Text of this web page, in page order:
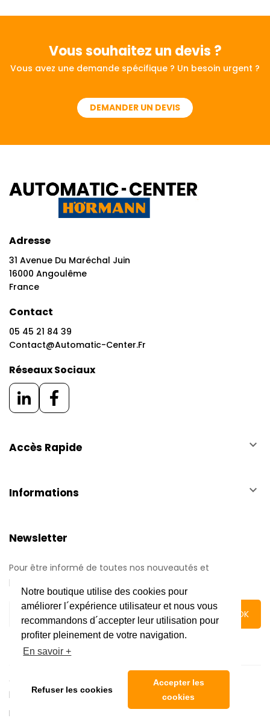
Notre boutique utilise des cookies pour
améliorer l´expérience utilisateur et nous vous
recommandons d´accepter leur utilisation pour
profiter pleinement de votre navigation.
En savoir +
Refuser les cookies
Accepter les
cookies
Vous souhaitez un devis ?
Vous avez une demande spécifique ? Un besoin urgent ?
DEMANDER UN DEVIS
Adresse
31 Avenue Du Maréchal Juin
16000 Angoulême
France
Contact
05 45 21 84 39
Contact@automatic-Center.fr
Réseaux Sociaux
Accès Rapide keyboard_arrow_down
Informations keyboard_arrow_down
Newsletter
Pour être informé de toutes nos nouveautés et
promotions.
Copyright © 2020 Automatic Center | Tous droits réservés
|
Mentions légales
Réalisé par l' Agence web 16h33